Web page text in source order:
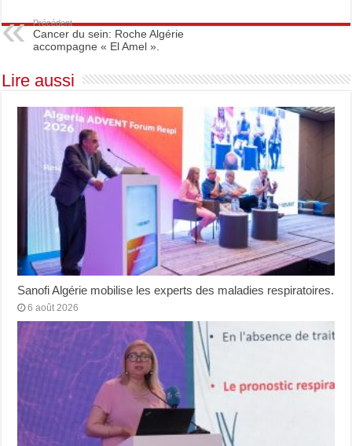
Précédent
Cancer du sein: Roche Algérie
accompagne « El Amel ».
Lire aussi
Sanofi Algérie mobilise les experts des maladies respiratoires.
6 août 2026